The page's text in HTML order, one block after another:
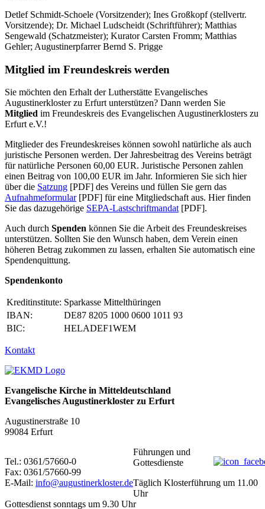
Detlef Schmidt-Schoele (Vorsitzender); Ines Großkopf (stellvertr.
Vorsitzende); Dr. Michael Ludscheidt (Schriftführer); Matthias
Sengewald (Schatzmeister); Kurator Carsten Fromm; Matthias
Gehler; Augustinerpfarrer Bernd S. Prigge
Mitglied im Freundeskreis werden
Sie möchten den Erhalt der Lutherstätte Evangelisches
Augustinerkloster zu Erfurt unterstützen? Dann werden Sie
Mitglied im Freundeskreis des Evangelischen Augustinerklosters zu
Erfurt e.V.!
Mitglieder des Freundeskreises können sowohl natürliche als auch
juristische Personen werden. Der Jahresbeitrag des Vereins beträgt
für natürliche Personen 60,00 EUR. Juristische Personen zahlen
einen Beitrag von 100,00 EUR im Jahr. Informieren Sie sich hier
über die Satzung [PDF] des Vereins und füllen Sie gern das
Aufnahmeformular[PDF] für eine Mitgliedschaft aus. Hier finden
Sie das dazugehörige SEPA-Lastschriftmandat[PDF].
Auch durch Spenden können Sie die Arbeit des Freundeskreises
unterstützen. Sollten Sie den Wunsch haben, dem Verein einen
höheren Betrag zukommen zu lassen, erhalten Sie automatisch eine
Spendenquittung.
Spendenkonto
Kreditinstitute: Sparkasse Mittelthüringen
IBAN:
DE87 8205 1000 0600 1011 93
BIC:
HELADEF1WEM
Kontakt
Evangelische Kirche in Mitteldeutschland
Evangelisches Augustinerkloster zu Erfurt
Augustinerstraße 10
99084 Erfurt
Tel.: 0361/57660-0
Fax: 0361/57660-99
E-Mail: info@augustinerkloster.de
Führungen und
Gottesdienste
Täglich Klosterführung um 11.00
Uhr
Gottesdienst sonntags um 9.30 Uhr